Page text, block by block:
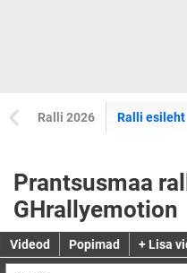
Ralli 2026 Ralli esileht
Prantsusmaa
GHrallyemotion
Videod Popimad + Lisa